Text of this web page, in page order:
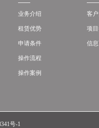
业务介绍
租赁优势
申请条件
操作流程
操作案例
客
项
信
号-1